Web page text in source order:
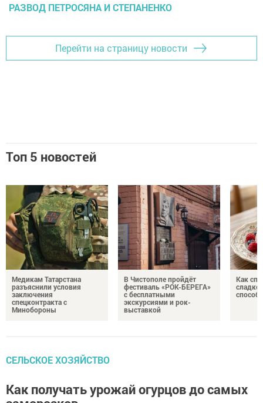
РАЗВОД ПЕТРОСЯНА И СТЕПАНЕНКО
Перейти на страницу новости
Топ 5 новостей
Медикам Татарстана
разъяснили условия
заключения
спецконтракта с
Минобороны
В Чистополе пройдёт
фестиваль «РОК-БЕРЕГА»
с бесплатными
экскурсиями и рок-
выставкой
Как
СЕЛЬСКОЕ ХОЗЯЙСТВО
Как получать урожай огурцов до самых